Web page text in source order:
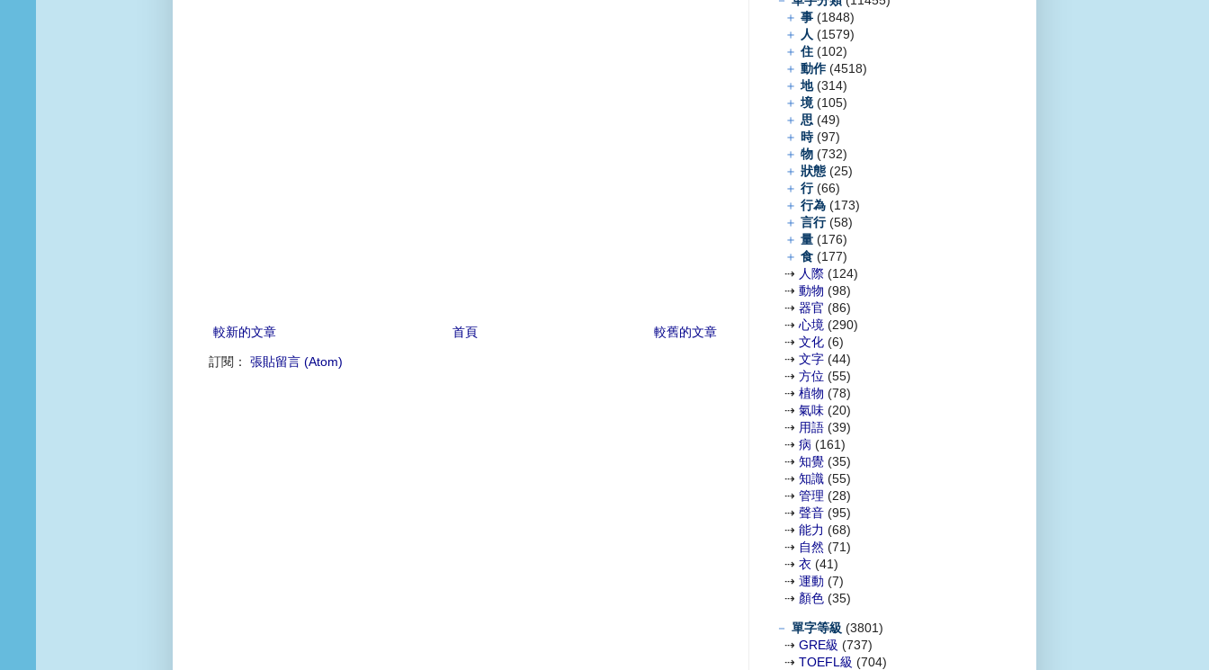
較新的文章 較舊的文章
首頁
訂閱： 張貼留言 (Atom)
＋ 事 (1848)
＋
人 (1579)
＋ 住 (102)
＋ 動作 (4518)
＋ 地 (314)
＋ 境 (105)
＋ 思 (49)
＋ 時 (97)
＋ 物 (732)
＋ 狀態 (25)
＋ 行 (66)
＋ 行為 (173)
＋ 言行 (58)
＋ 量 (176)
＋ 食 (177)
⇢ 人際 (124)
⇢ 動物 (98)
⇢ 器官 (86)
⇢ 心境 (290)
⇢ 文化 (6)
⇢ 文字 (44)
⇢ 方位 (55)
⇢ 植物 (78)
⇢ 氣味 (20)
⇢ 用語 (39)
⇢ 病 (161)
⇢ 知覺 (35)
⇢ 知識 (55)
⇢ 管理 (28)
⇢ 聲音 (95)
⇢ 能力 (68)
⇢ 自然 (71)
⇢ 衣 (41)
⇢ 運動 (7)
⇢ 顏色 (35)
－ 單字等級 (3801)
⇢ GRE級 (737)
⇢ TOEFL級 (704)